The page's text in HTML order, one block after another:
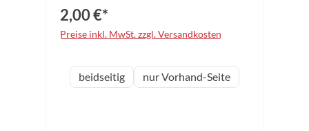
2,00 €*
Preise inkl. MwSt. zzgl. Versandkosten
Varianteauswählen
beidseitig nur Vorhand-Seite